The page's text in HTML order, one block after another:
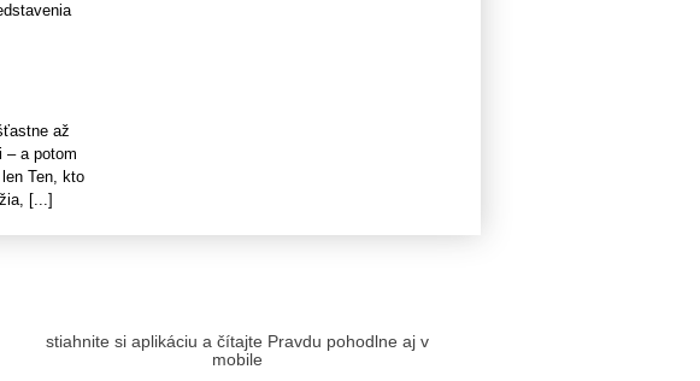
až
– a potom
Ten, kto
[...]
stiahnite si aplikáciu a čítajte Pravdu pohodlne aj v
mobile